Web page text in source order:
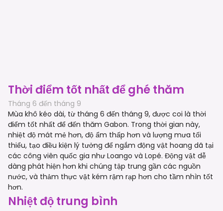
Thời điểm tốt nhất để ghé thăm
Tháng 6 đến tháng 9
Mùa khô kéo dài, từ tháng 6 đến tháng 9, được coi là thời
điểm tốt nhất để đến thăm Gabon. Trong thời gian này,
nhiệt độ mát mẻ hơn, độ ẩm thấp hơn và lượng mưa tối
thiểu, tạo điều kiện lý tưởng để ngắm động vật hoang dã tại
các công viên quốc gia như Loango và Lopé. Động vật dễ
dàng phát hiện hơn khi chúng tập trung gần các nguồn
nước, và thảm thực vật kém rậm rạp hơn cho tầm nhìn tốt
hơn.
Nhiệt độ trung bình